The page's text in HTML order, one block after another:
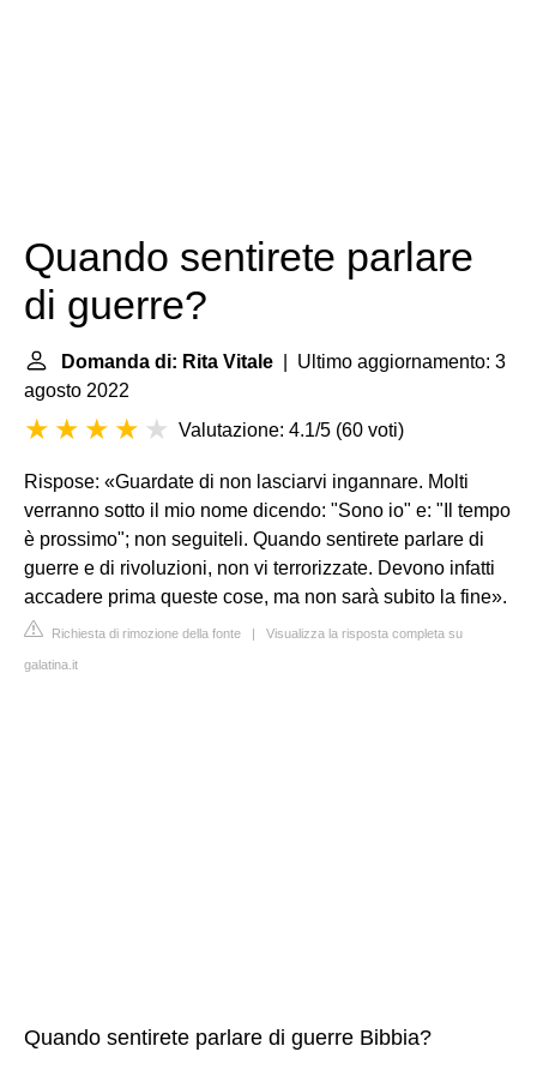
Quando sentirete parlare
di guerre?
Domanda di: Rita Vitale | Ultimo aggiornamento: 3
agosto 2022
Valutazione: 4.1/5 (60 voti)
Rispose: «Guardate di non lasciarvi ingannare. Molti
verranno sotto il mio nome dicendo: "Sono io" e: "Il tempo
è prossimo"; non seguiteli. Quando sentirete parlare di
guerre e di rivoluzioni, non vi terrorizzate. Devono infatti
accadere prima queste cose, ma non sarà subito la fine».
Richiesta di rimozione della fonte | Visualizza la risposta completa su
galatina.it
Quando sentirete parlare di guerre Bibbia?